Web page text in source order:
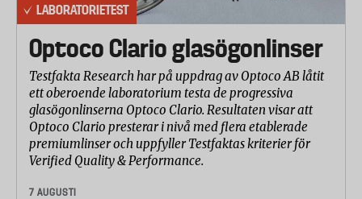
LABORATORIETEST
Optoco Clario glasögonlinser
Testfakta Research har på uppdrag av Optoco AB låtit
ett oberoende laboratorium testa de progressiva
glasögonlinserna Optoco Clario. Resultaten visar att
Optoco Clario presterar i nivå med flera etablerade
premiumlinser och uppfyller Testfaktas kriterier för
Verified Quality & Performance.
7 AUGUSTI